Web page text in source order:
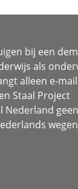
bij een
als
alleen e-
Staal Project
Nederland